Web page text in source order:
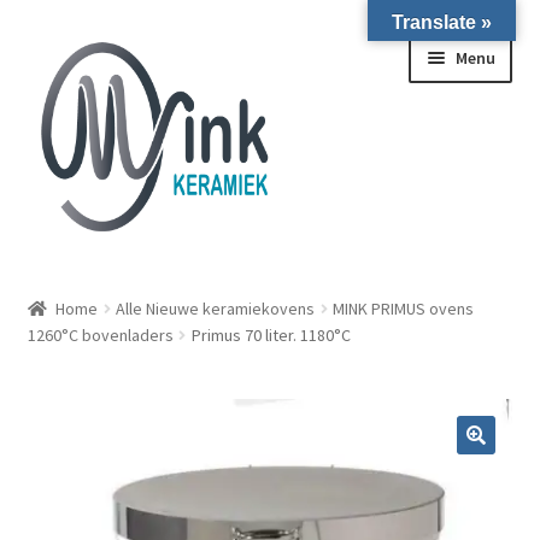
Ga door naar navigatie
Ga naar de inhoud
Menu
WIERINGERWERF
Home Alle Nieuwe keramiekovens
MINK PRIMUS ovens
1260°C bovenladers
Primus 70 liter. 1180°C
Translate »